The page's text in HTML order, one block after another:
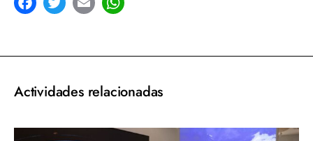
Actividades relacionadas